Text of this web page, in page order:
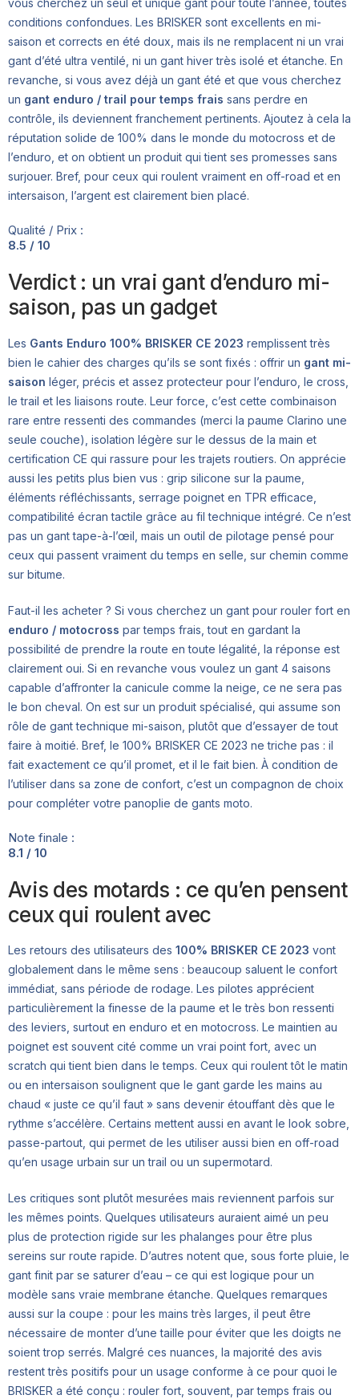
conditions confondues. Les BRISKER sont excellents en mi-
saison et corrects en été doux, mais ils ne remplacent ni un vrai
gant d’été ultra ventilé, ni un gant hiver très isolé et étanche. En
revanche, si vous avez déjà un gant été et que vous cherchez
un gant enduro / trail pour temps frais sans perdre en
contrôle, ils deviennent franchement pertinents. Ajoutez à cela la
réputation solide de 100% dans le monde du motocross et de
l’enduro, et on obtient un produit qui tient ses promesses sans
surjouer. Bref, pour ceux qui roulent vraiment en off-road et en
intersaison, l’argent est clairement bien placé.
Qualité / Prix :
8.5 / 10
Verdict : un vrai gant d’enduro mi-
saison, pas un gadget
Les Gants Enduro 100% BRISKER CE 2023 remplissent très
bien le cahier des charges qu’ils se sont fixés : offrir un gant mi-
saison léger, précis et assez protecteur pour l’enduro, le cross,
le trail et les liaisons route. Leur force, c’est cette combinaison
rare entre ressenti des commandes (merci la paume Clarino une
seule couche), isolation légère sur le dessus de la main et
certification CE qui rassure pour les trajets routiers. On apprécie
aussi les petits plus bien vus : grip silicone sur la paume,
éléments réfléchissants, serrage poignet en TPR efficace,
compatibilité écran tactile grâce au fil technique intégré. Ce n’est
pas un gant tape-à-l’œil, mais un outil de pilotage pensé pour
ceux qui passent vraiment du temps en selle, sur chemin comme
sur bitume.
Faut-il les acheter ? Si vous cherchez un gant pour rouler fort en
enduro / motocross par temps frais, tout en gardant la
possibilité de prendre la route en toute légalité, la réponse est
clairement oui. Si en revanche vous voulez un gant 4 saisons
capable d’affronter la canicule comme la neige, ce ne sera pas
le bon cheval. On est sur un produit spécialisé, qui assume son
rôle de gant technique mi-saison, plutôt que d’essayer de tout
faire à moitié. Bref, le 100% BRISKER CE 2023 ne triche pas : il
fait exactement ce qu’il promet, et il le fait bien. À condition de
l’utiliser dans sa zone de confort, c’est un compagnon de choix
pour compléter votre panoplie de gants moto.
Note finale :
8.1 / 10
Avis des motards : ce qu’en pensent
ceux qui roulent avec
Les retours des utilisateurs des 100% BRISKER CE 2023 vont
globalement dans le même sens : beaucoup saluent le confort
immédiat, sans période de rodage. Les pilotes apprécient
particulièrement la finesse de la paume et le très bon ressenti
des leviers, surtout en enduro et en motocross. Le maintien au
poignet est souvent cité comme un vrai point fort, avec un
scratch qui tient bien dans le temps. Ceux qui roulent tôt le matin
ou en intersaison soulignent que le gant garde les mains au
chaud « juste ce qu’il faut » sans devenir étouffant dès que le
rythme s’accélère. Certains mettent aussi en avant le look sobre,
passe-partout, qui permet de les utiliser aussi bien en off-road
qu’en usage urbain sur un trail ou un supermotard.
Les critiques sont plutôt mesurées mais reviennent parfois sur
les mêmes points. Quelques utilisateurs auraient aimé un peu
plus de protection rigide sur les phalanges pour être plus
sereins sur route rapide. D’autres notent que, sous forte pluie, le
gant finit par se saturer d’eau – ce qui est logique pour un
modèle sans vraie membrane étanche. Quelques remarques
aussi sur la coupe : pour les mains très larges, il peut être
nécessaire de monter d’une taille pour éviter que les doigts ne
soient trop serrés. Malgré ces nuances, la majorité des avis
restent très positifs pour un usage conforme à ce pour quoi le
BRISKER a été conçu : rouler fort, souvent, par temps frais ou